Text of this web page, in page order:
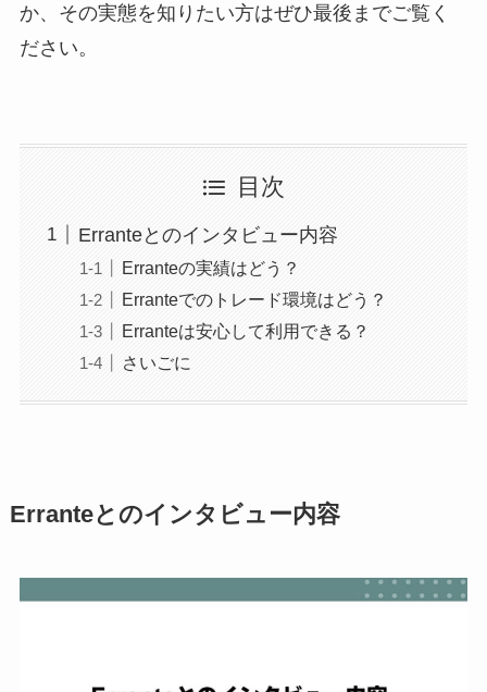
か、その実態を知りたい方はぜひ最後までご覧く
ださい。
目次
Erranteとのインタビュー内容
Erranteの実績はどう？
Erranteでのトレード環境はどう？
Erranteは安心して利用できる？
さいごに
Erranteとのインタビュー内容